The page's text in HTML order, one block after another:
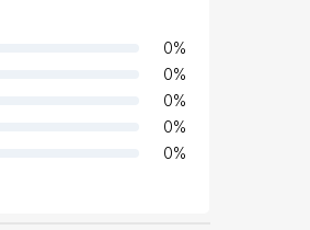
0%
0%
0%
0%
0%